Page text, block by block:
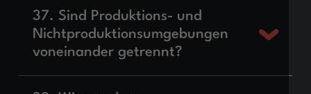
37. Sind Produktions- und
Nichtproduktionsumgebungen
voneinander getrennt?